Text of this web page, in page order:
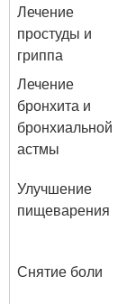
Лечение
простуды и
гриппа
Лечение
бронхита и
бронхиальной
астмы
Улучшение
пищеварения
Снятие боли